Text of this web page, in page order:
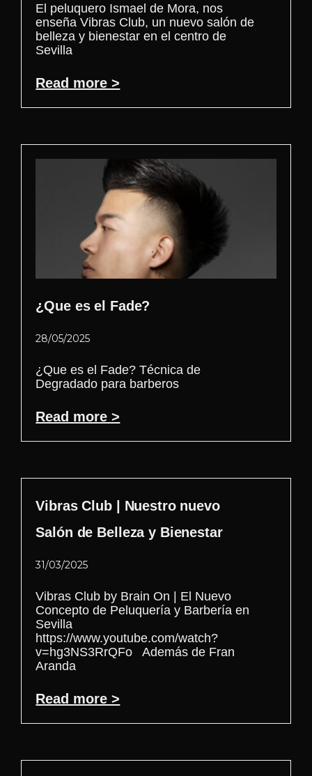
El peluquero Ismael de Mora, nos
enseña Vibras Club, un nuevo salón de
belleza y bienestar en el centro de
Sevilla
Read more >
¿Que es el Fade?
28/05/2025
¿Que es el Fade? Técnica de
Degradado para barberos
Read more >
Vibras Club | Nuestro nuevo
Salón de Belleza y Bienestar
31/03/2025
Vibras Club by Brain On | El Nuevo
Concepto de Peluquería y Barbería en
Sevilla
https://www.youtube.com/watch?
v=hg3NS3RrQFo Además de Fran
Aranda
Read more >